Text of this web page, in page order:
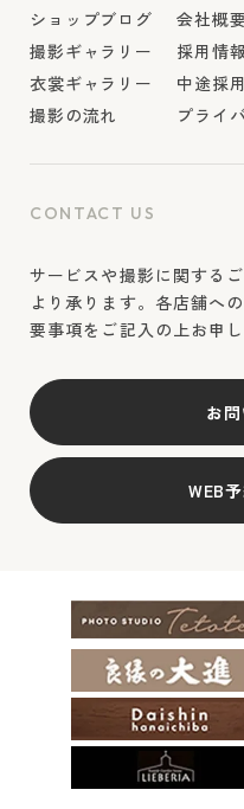
ショップブログ
撮影ギャラリー
衣裳ギャラリー
撮影の流れ
会社概要
採用情報
中途採
プライ
CONTACT US
サービスや撮影に関する
より承ります。各店舗へ
要事項をご記入の上お申し
お
WEB